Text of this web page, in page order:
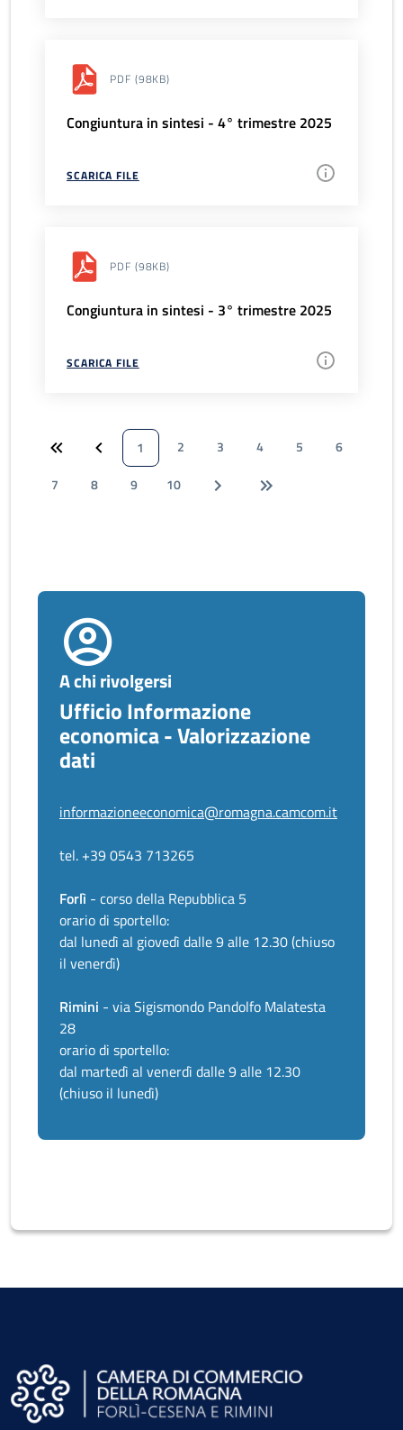
PDF (98KB)
Congiuntura in sintesi - 4° trimestre 2025
SCARICA FILE
PDF (98KB)
Congiuntura in sintesi - 3° trimestre 2025
SCARICA FILE
1 2 3 4 5
6
7
8 9 10
A chi rivolgersi
Ufficio Informazione
economica - Valorizzazione
dati
informazioneeconomica@romagna.camcom.it
tel. +39 0543 713265
Forlì - corso della Repubblica 5
orario di sportello:
dal lunedì al giovedì dalle 9 alle 12.30 (chiuso
il venerdì)
Rimini - via Sigismondo Pandolfo Malatesta
28
orario di sportello:
dal martedì al venerdì dalle 9 alle 12.30
(chiuso il lunedì)